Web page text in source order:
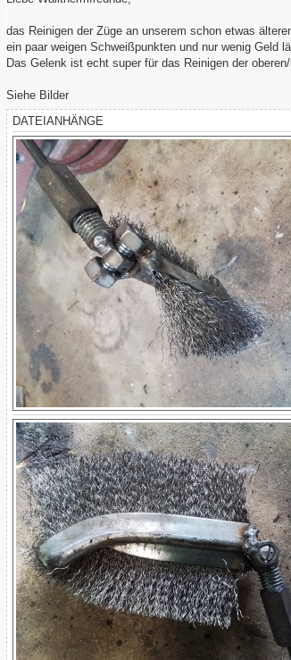
a
das Reinigen der Züge an unserem schon etwas
ein paar weigen Schweißpunkten und nur wenig Geld
Das Gelenk ist echt super für das Reinigen der
Siehe Bilder
DATEIANHÄNGE